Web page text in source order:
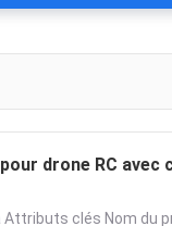
drone RC
Attributs clés Nom du